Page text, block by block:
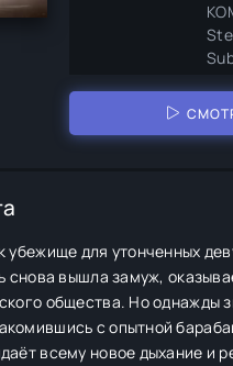
убежище для утонченных
снова вышла замуж,
общества. Но однажды
с опытной
всему новое дыхание и